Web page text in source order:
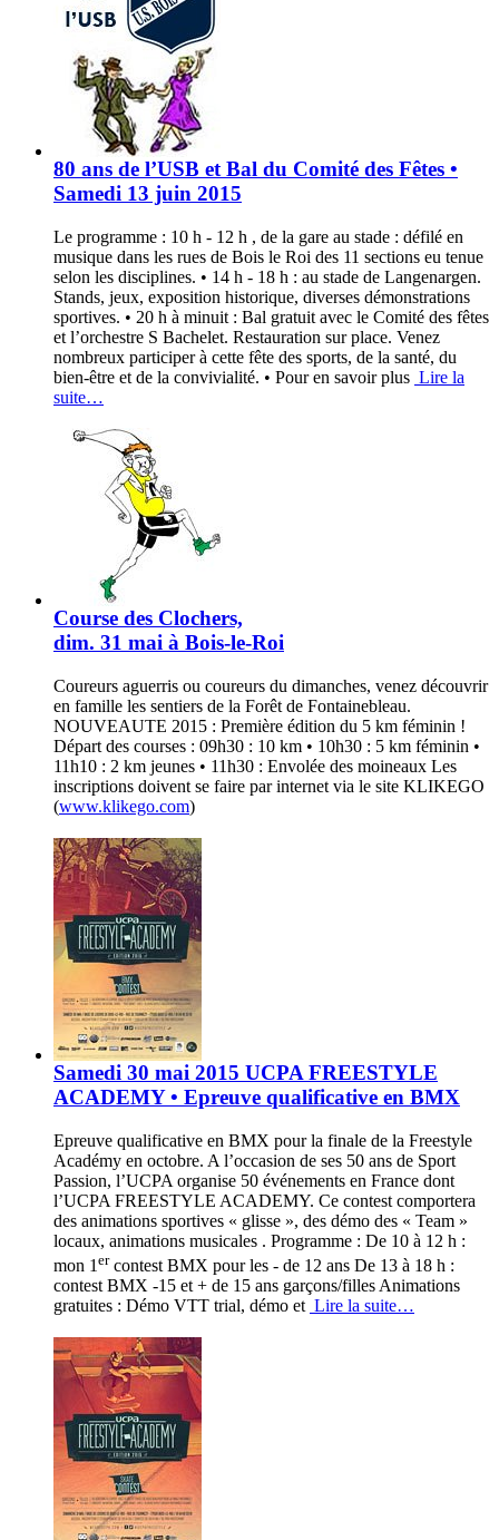
80 ans de l’USB et Bal du Comité des Fêtes •
Samedi 13 juin 2015
Le programme : 10 h - 12 h , de la gare au stade : défilé en
musique dans les rues de Bois le Roi des 11 sections eu tenue
selon les disciplines. • 14 h - 18 h : au stade de Langenargen.
Stands, jeux, exposition historique, diverses démonstrations
sportives. • 20 h à minuit : Bal gratuit avec le Comité des fêtes
et l’orchestre S Bachelet. Restauration sur place. Venez
nombreux participer à cette fête des sports, de la santé, du
bien-être et de la convivialité. • Pour en savoir plus Lire la
suite…
Course des Clochers,
dim. 31 mai à Bois-le-Roi
Coureurs aguerris ou coureurs du dimanches, venez découvrir
en famille les sentiers de la Forêt de Fontainebleau.
NOUVEAUTE 2015 : Première édition du 5 km féminin !
Départ des courses : 09h30 : 10 km • 10h30 : 5 km féminin •
11h10 : 2 km jeunes • 11h30 : Envolée des moineaux Les
inscriptions doivent se faire par internet via le site KLIKEGO
(www.klikego.com)
Samedi 30 mai 2015 UCPA FREESTYLE
ACADEMY • Epreuve qualificative en BMX
Epreuve qualificative en BMX pour la finale de la Freestyle
Académy en octobre. A l’occasion de ses 50 ans de Sport
Passion, l’UCPA organise 50 événements en France dont
l’UCPA FREESTYLE ACADEMY. Ce contest comportera
des animations sportives « glisse », des démo des « Team »
locaux, animations musicales . Programme : De 10 à 12 h :
mon 1 ercontest BMX pour les - de 12 ans De 13 à 18 h :
contest BMX -15 et + de 15 ans garçons/filles Animations
gratuites : Démo VTT trial, démo et Lire la suite…